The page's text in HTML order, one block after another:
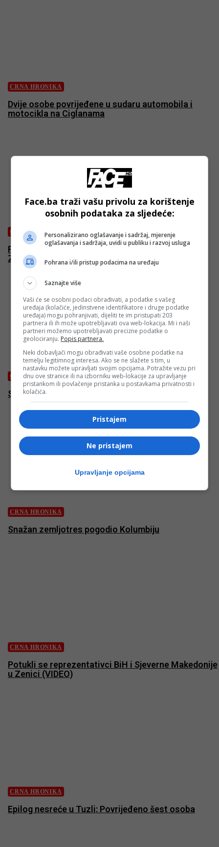
CRNA HRONIKA
Dvije osobe povrijeđene u sudaru automobila i
motocikla na Ciglanama
CRNA HRONIKA
Privatni avion “proklizao” s piste na aerodromu u
Zagrebu, obustavljen sav saobraćaj
CRNA HRONIKA
Sudarila se dva automobila u Donjem Vakufu
CRNA HRONIKA
Snažan zemljotres pogodio Kolumbiju
CRNA HRONIKA
Potukli se reprezentativci BiH i Sjeverne Makedonije
u Zenici (VIDEO)
CRNA HRONIKA
Epilog nesreće u Tuzli: Povrijeđeno šest osoba
Face.ba traži vašu privolu za korištenje
osobnih podataka za sljedeće:
Personalizirano oglašavanje i sadržaj, mjerenje
oglašavanja i sadržaja, uvidi u publiku i razvoj usluga
Pohrana i/ili pristup podacima na uređaju
Saznajte više
Vaši će se osobni podaci obrađivati, a podatke s vašeg
uređaja (kolačiće, jedinstvene identifikatore i druge podatke
uređaja) mogu pohranjivati, dijeliti te im pristupati 203
partnera ili ih može upotrebljavati ova web-lokacija. Mi i naši
partneri možemo upotrebljavati precizne podatke o
geolociranju. Popis partnera.
Neki dobavljači mogu obrađivati vaše osobne podatke na
temelju legitimnog interesa. Ako se ne slažete s tim, u
nastavku možete upravljati svojim opcijama. Potražite vezu pri
dnu ove stranice ili na izborniku web-lokacije za upravljanje
pristankom ili povlačenje pristanka u postavkama privatnosti i
kolačića.
Pristajem
Ne pristajem
Upravljanje opcijama